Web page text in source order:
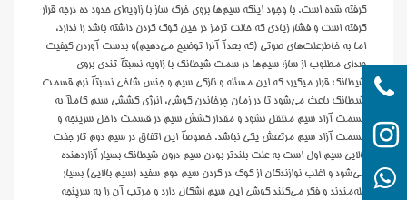
گرفته شده است. با وجود اينکه سيم‌ها بروي خرک ساز با زاويه‌اي حدود ده درجه قرار
گرفته است و فشار زيادي که حالت ترمز در حين کوک کردن داشته باشد را ندارد،
اما به خاطرعلت‌هاي صوتي (که بعدآ آنرا توضيح مي‌دهيم)و بدست آوردن کيفيت
صداي مطلوب از ساز؛ سيم‌ها در سمت شيطانک با زاويه‌ نسبتآ تندي بروي
شيطانک قرار ميگيرد که اين مسئله و نازکي سيم و جنس شاخي نسبتآ نرم قسمت
شيطانک باعث مي‌شود تا در زمان چرخاندن گوشي، انرژي کششي سيم کاملآ به
قسمت آزاد سيم منتقل نشود و مقدار کشش سيم در قسمت داخل سرپنجه و
قسمت آزاد سيم مرتعش يکي نباشد. خصوصآ اين اتفاق در سيم دوم تار جفت
بالايي سيم اول است به علت بلندتر بودن سيم درون شيطانک بسيار آزاردهنده
مي‌شود و اغلب نوازندگان از کوک در کردن سيم دوم سفيد (سيم بالايي) بسيار
گله‌مندند و فکر مي‌کنند گوشي اين سيم اشکال دارد و مرتب آن را به سرپنجه